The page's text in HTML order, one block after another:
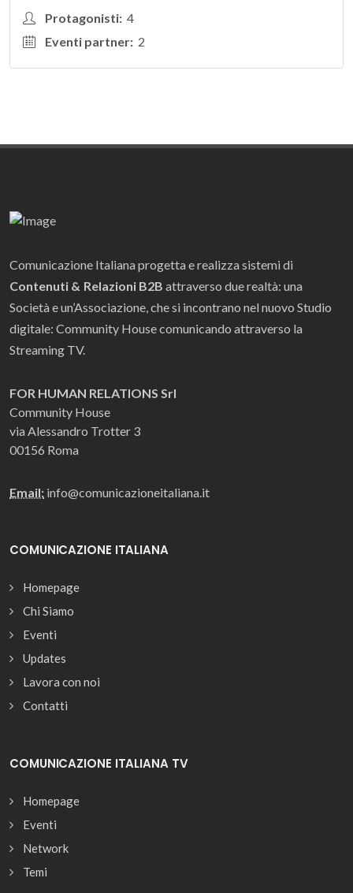
Protagonisti: 4
Eventi partner: 2
Comunicazione Italiana progetta e realizza sistemi di
Contenuti & Relazioni B2B attraverso due realtà: una
Società e un’Associazione, che si incontrano nel nuovo Studio
digitale: Community House comunicando attraverso la
Streaming TV.
FOR HUMAN RELATIONS Srl
Community House
via Alessandro Trotter 3
00156 Roma
Email: info@comunicazioneitaliana.it
COMUNICAZIONE ITALIANA
Homepage
Chi Siamo
Eventi
Updates
Lavora con noi
Contatti
COMUNICAZIONE ITALIANA TV
Homepage
Eventi
Network
Temi